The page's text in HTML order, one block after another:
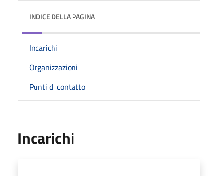
INDICE DELLA PAGINA
Incarichi
Organizzazioni
Punti di contatto
Incarichi